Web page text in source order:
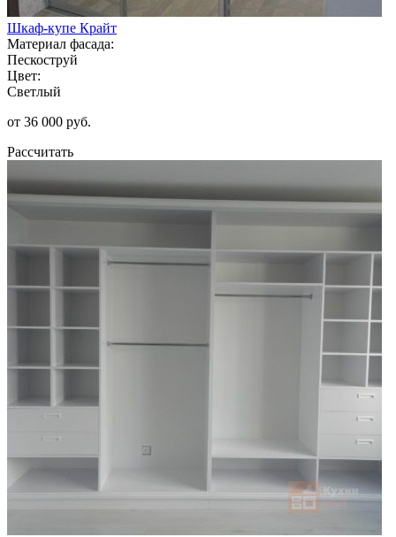
Шкаф-купе Крайт
Материал фасада:
Пескоструй
Цвет:
Светлый
от 36 000 руб.
Рассчитать